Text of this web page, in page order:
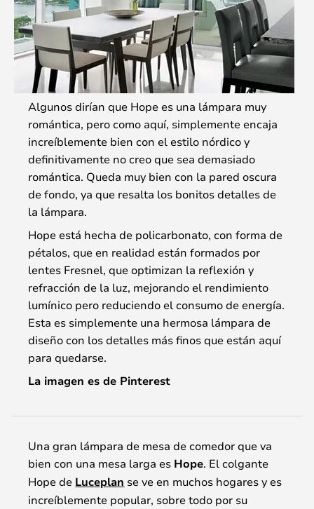
Algunos dirían que Hope es una lámpara muy
romántica, pero como aquí, simplemente encaja
increíblemente bien con el estilo nórdico y
definitivamente no creo que sea demasiado
romántica. Queda muy bien con la pared oscura
de fondo, ya que resalta los bonitos detalles de
la lámpara.
Hope está hecha de policarbonato, con forma de
pétalos, que en realidad están formados por
lentes Fresnel, que optimizan la reflexión y
refracción de la luz, mejorando el rendimiento
lumínico pero reduciendo el consumo de energía.
Esta es simplemente una hermosa lámpara de
diseño con los detalles más finos que están aquí
para quedarse.
La imagen es de Pinterest
Una gran lámpara de mesa de comedor que va
bien con una mesa larga es Hope. El colgante
Hope de Luceplan se ve en muchos hogares y es
increíblemente popular, sobre todo por su